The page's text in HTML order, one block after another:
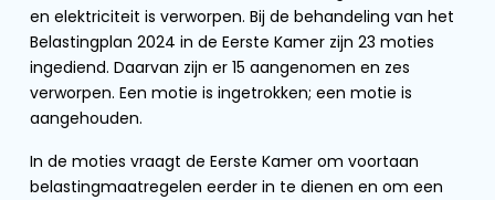
en elektriciteit is verworpen. Bij de behandeling van het
Belastingplan 2024 in de Eerste Kamer zijn 23 moties
ingediend. Daarvan zijn er 15 aangenomen en zes
verworpen. Een motie is ingetrokken; een motie is
aangehouden.
In de moties vraagt de Eerste Kamer om voortaan
belastingmaatregelen eerder in te dienen en om een